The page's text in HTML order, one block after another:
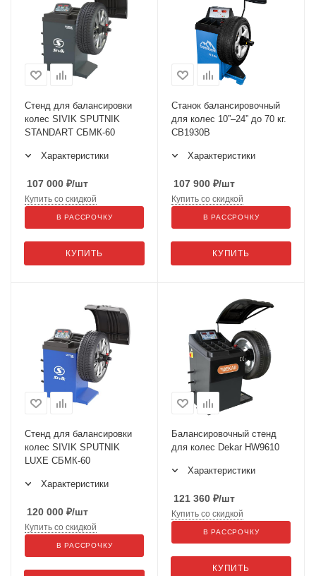
Стенд для балансировки
колес SIVIK SPUTNIK
STANDART СБМК-60
Характеристики
107 000 ₽/шт
КУПИТЬ
Купить со скидкой
В РАССРОЧКУ
Станок балансировочный
для колес 10”–24” до 70 кг.
CB1930В
Характеристики
107 900 ₽/шт
КУПИТЬ
Купить со скидкой
В РАССРОЧКУ
Стенд для балансировки
колес SIVIK SPUTNIK
LUXE СБМК-60
Характеристики
120 000 ₽/шт
Купить со скидкой
В РАССРОЧКУ
Балансировочный стенд
для колес Dekar HW9610
Характеристики
121 360 ₽/шт
КУПИТЬ
Купить со скидкой
В РАССРОЧКУ